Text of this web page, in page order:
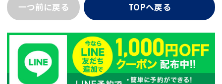
一つ前に戻る TOPへ戻る